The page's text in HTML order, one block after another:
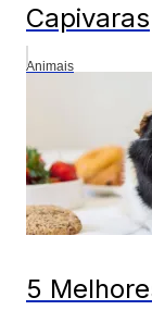
Capivaras
Animais
5